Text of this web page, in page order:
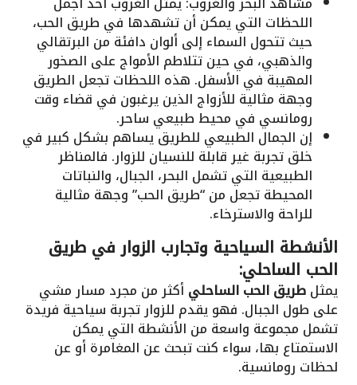
اللحظات التي يمكن أن تشهدها في طريق الحب،
حيث تتحول السماء إلى ألوان دافئة من البرتقالي
والذهبي، في حين تتلاطم الأمواج على الصخور
المهيبة في الأسفل. هذه اللحظات تجعل الطريق
وجهة مثالية للأزواج الذين يرغبون في قضاء وقت
رومانسي في محيط طبيعي ساحر.
إن الجمال الطبيعي للطريق يساهم بشكل كبير في
خلق تجربة غير قابلة للنسيان للزوار. فالمناظر
الطبيعية التي تشمل البحر، الجبال، والنباتات
المحيطة تجعل من “طريق الحب” وجهة مثالية
للراحة والاسترخاء.
الأنشطة السياحية وتجارب الزوار في طريق
الحب الساحلي:
يمثلطريق الحب الساحلي أكثر من مجرد مسار مشي
على طول الجبال. فهو يقدم للزوار تجربة سياحية فريدة
تشمل مجموعة واسعة من الأنشطة التي يمكن
الاستمتاع بها، سواء كنت تبحث عن المغامرة أو عن
لحظات رومانسية.